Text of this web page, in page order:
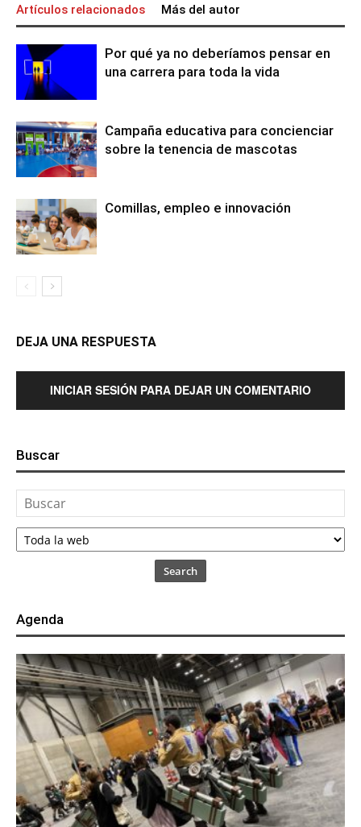
Artículos relacionados Más del autor
Por qué ya no deberíamos pensar en
una carrera para toda la vida
Campaña educativa para concienciar
sobre la tenencia de mascotas
Comillas, empleo e innovación
DEJA UNA RESPUESTA
INICIAR SESIÓN PARA DEJAR UN COMENTARIO
Buscar
Search
Agenda